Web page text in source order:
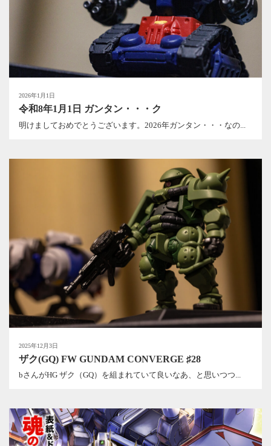
2026年1月1日
令和8年1月1日 ガンタン・・・ク
明けましておめでとうございます。2026年ガンタン・・・なの...
2025年12月3日
ザク(GQ) FW GUNDAM CONVERGE ♯28
bさんがHG ザク（GQ）を組まれていて良いなあ、と思いつつ...